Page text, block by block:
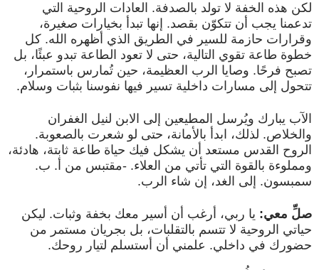
لكن هذه الخفة لا تولد بالصدفة. العادات الروحية التي
تدعمنا يجب أن تتكوّن بقصد. إنها تبدأ بخيارات صغيرة،
وقرارات حازمة للسير في الطريق الذي أظهره الله. كل
خطوة طاعة تقوي التالية، حتى لا تعود الطاعة تبدو عبئًا، بل
تصبح فرحًا. وصايا الرب العظيمة، حين تُمارس باستمرار،
تتحول إلى مسارات داخلية تسير فيها نفوسنا بثبات وسلام.
الآب يبارك ويُرسل المطيعين إلى الابن لنيل الغفران
والخلاص. لذلك، ابدأ بالأمانة، حتى لو شعرت بالصعوبة.
الروح القدس مستعد أن يشكل فيك حياة طاعة ثابتة، هادئة،
ومملوءة بالقوة التي تأتي من العلاء. -مقتبس من أ. ب.
سمبسون. إلى الغد، إن شاء الرب.
صلِّ معي: يا ربي، أرغب أن أسير معك بخفة وثبات. ليكن
حياتي الروحية لا تتسم بالتقلبات، بل بجريان مستمر من
حضورك في داخلي. علمني أن أستسلم لتيار روحك.